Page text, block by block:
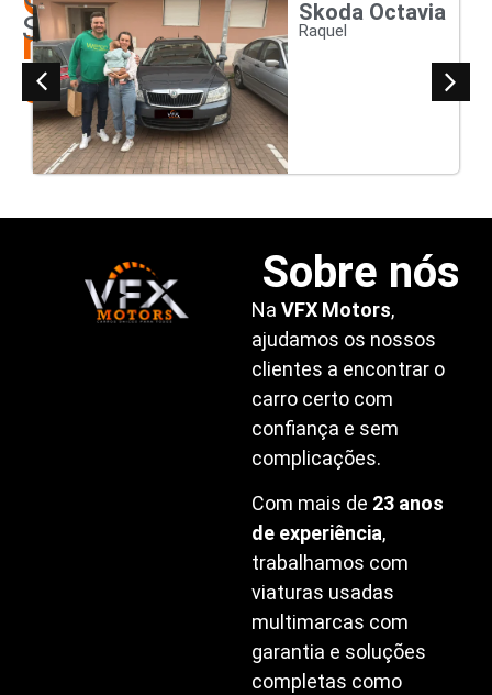
nossos
clientes
Satisfeitos
Skoda Octavia
Raquel
Sobre nós
NaVFX Motors,
ajudamos os nossos
clientes a encontrar o
carro certo com
confiança e sem
complicações.
Com mais de 23 anos
de experiência,
trabalhamos com
viaturas usadas
multimarcas com
garantia e soluções
completas como